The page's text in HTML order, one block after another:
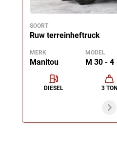
SOORT
Ruw terreinheftruck
MERK
Manitou
MODEL
M 30 - 4
DIESEL 3 TON